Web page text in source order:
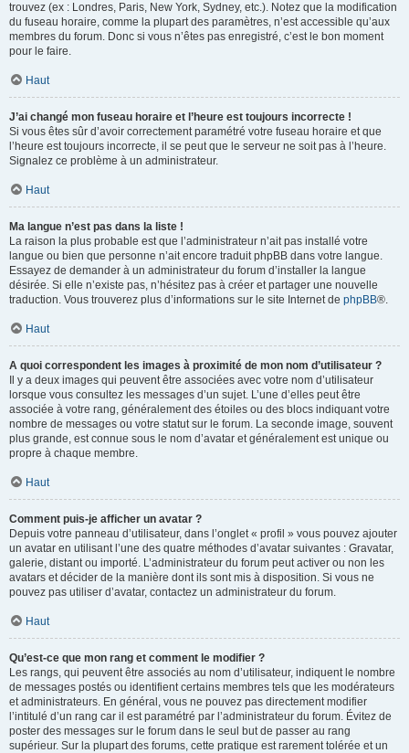
trouvez (ex : Londres, Paris, New York, Sydney, etc.). Notez que la modification
du fuseau horaire, comme la plupart des paramètres, n’est accessible qu’aux
membres du forum. Donc si vous n’êtes pas enregistré, c’est le bon moment
pour le faire.
Haut
J’ai changé mon fuseau horaire et l’heure est toujours incorrecte !
Si vous êtes sûr d’avoir correctement paramétré votre fuseau horaire et que
l’heure est toujours incorrecte, il se peut que le serveur ne soit pas à l’heure.
Signalez ce problème à un administrateur.
Haut
Ma langue n’est pas dans la liste !
La raison la plus probable est que l’administrateur n’ait pas installé votre
langue ou bien que personne n’ait encore traduit phpBB dans votre langue.
Essayez de demander à un administrateur du forum d’installer la langue
désirée. Si elle n’existe pas, n’hésitez pas à créer et partager une nouvelle
traduction. Vous trouverez plus d’informations sur le site Internet de phpBB®.
Haut
A quoi correspondent les images à proximité de mon nom d’utilisateur ?
Il y a deux images qui peuvent être associées avec votre nom d’utilisateur
lorsque vous consultez les messages d’un sujet. L’une d’elles peut être
associée à votre rang, généralement des étoiles ou des blocs indiquant votre
nombre de messages ou votre statut sur le forum. La seconde image, souvent
plus grande, est connue sous le nom d’avatar et généralement est unique ou
propre à chaque membre.
Haut
Comment puis-je afficher un avatar ?
Depuis votre panneau d’utilisateur, dans l’onglet « profil » vous pouvez ajouter
un avatar en utilisant l’une des quatre méthodes d’avatar suivantes : Gravatar,
galerie, distant ou importé. L’administrateur du forum peut activer ou non les
avatars et décider de la manière dont ils sont mis à disposition. Si vous ne
pouvez pas utiliser d’avatar, contactez un administrateur du forum.
Haut
Qu’est-ce que mon rang et comment le modifier ?
Les rangs, qui peuvent être associés au nom d’utilisateur, indiquent le nombre
de messages postés ou identifient certains membres tels que les modérateurs
et administrateurs. En général, vous ne pouvez pas directement modifier
l’intitulé d’un rang car il est paramétré par l’administrateur du forum. Évitez de
poster des messages sur le forum dans le seul but de passer au rang
supérieur. Sur la plupart des forums, cette pratique est rarement tolérée et un